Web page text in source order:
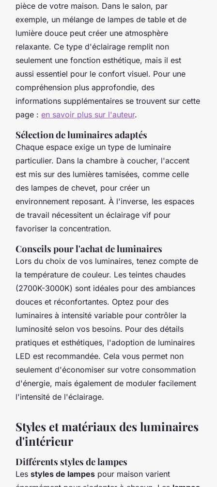
pièce de votre maison. Dans le salon, par
exemple, un mélange de lampes de table et de
lumière douce peut créer une atmosphère
relaxante. Ce type d'éclairage remplit non
seulement une fonction esthétique, mais il est
aussi essentiel pour le confort visuel. Pour une
compréhension plus approfondie, des
informations supplémentaires se trouvent sur cette
page : en savoir plus sur l'auteur.
Sélection de luminaires adaptés
Chaque espace exige un type de luminaire
particulier. Dans la chambre à coucher, l'accent
est mis sur des lumières tamisées, comme celle
des lampes de chevet, pour créer un
environnement reposant. À l'inverse, les espaces
de travail nécessitent un éclairage vif pour
favoriser la concentration.
Conseils pour l'achat de luminaires
Lors du choix de vos luminaires, tenez compte de
la température de couleur. Les teintes chaudes
(2700K-3000K) sont idéales pour des ambiances
douces et réconfortantes. Optez pour des
luminaires à intensité variable pour contrôler la
luminosité selon vos besoins. Pour des détails
pratiques et esthétiques, l'adoption de luminaires
LED est recommandée. Cela vous permet non
seulement d'économiser sur votre consommation
d'énergie, mais également de moduler facilement
l'intensité de l'éclairage.
Styles et matériaux des luminaires
d'intérieur
Différents styles de lampes
Les styles de lampes pour maison varient